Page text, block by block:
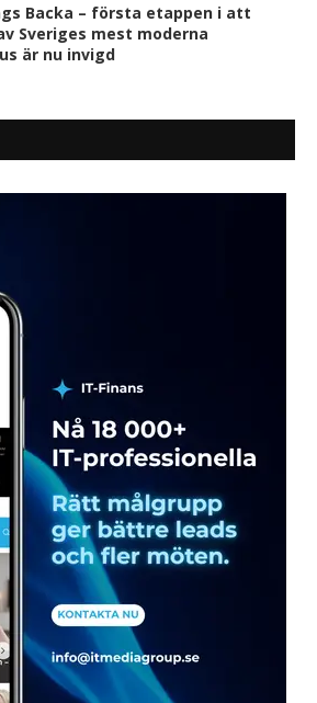
Backa – första etappen i att
Sveriges mest moderna
är nu invigd